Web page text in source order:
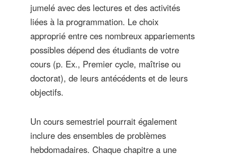
jumelé avec des lectures et des activités
liées à la programmation. Le choix
approprié entre ces nombreux appariements
possibles dépend des étudiants de votre
cours (p. Ex., Premier cycle, maîtrise ou
doctorat), de leurs antécédents et de leurs
objectifs.
Un cours semestriel pourrait également
inclure des ensembles de problèmes
hebdomadaires. Chaque chapitre a une